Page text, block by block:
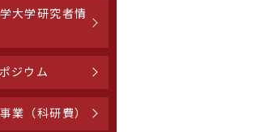
大学研究者情
ジウム
業（科研費）